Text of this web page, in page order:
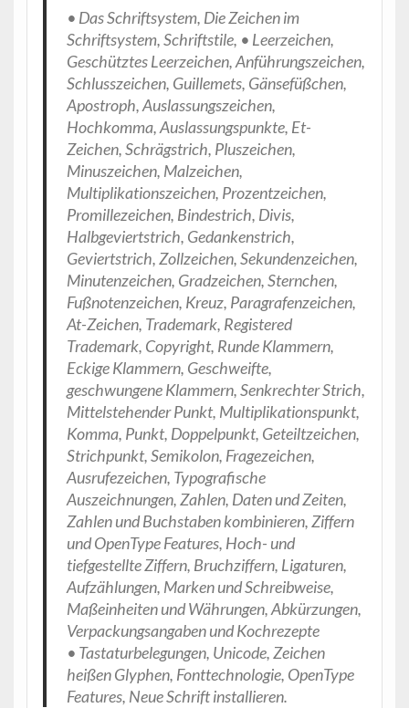
• Das Schriftsystem, Die Zeichen im
Schriftsystem, Schriftstile, • Leerzeichen,
Geschütztes Leerzeichen, Anführungszeichen,
Schlusszeichen, Guillemets, Gänsefüßchen,
Apostroph, Auslassungszeichen,
Hochkomma, Auslassungspunkte, Et-
Zeichen, Schrägstrich, Pluszeichen,
Minuszeichen, Malzeichen,
Multiplikationszeichen, Prozentzeichen,
Promillezeichen, Bindestrich, Divis,
Halbgeviertstrich, Gedankenstrich,
Geviertstrich, Zollzeichen, Sekundenzeichen,
Minutenzeichen, Gradzeichen, Sternchen,
Fußnotenzeichen, Kreuz, Paragrafenzeichen,
At-Zeichen, Trademark, Registered
Trademark, Copyright, Runde Klammern,
Eckige Klammern, Geschweifte,
geschwungene Klammern, Senkrechter Strich,
Mittelstehender Punkt, Multiplikationspunkt,
Komma, Punkt, Doppelpunkt, Geteiltzeichen,
Strichpunkt, Semikolon, Fragezeichen,
Ausrufezeichen, Typografische
Auszeichnungen, Zahlen, Daten und Zeiten,
Zahlen und Buchstaben kombinieren, Ziffern
und OpenType Features, Hoch- und
tiefgestellte Ziffern, Bruchziffern, Ligaturen,
Aufzählungen, Marken und Schreibweise,
Maßeinheiten und Währungen, Abkürzungen,
Verpackungsangaben und Kochrezepte
• Tastaturbelegungen, Unicode, Zeichen
heißen Glyphen, Fonttechnologie, OpenType
Features, Neue Schrift installieren.